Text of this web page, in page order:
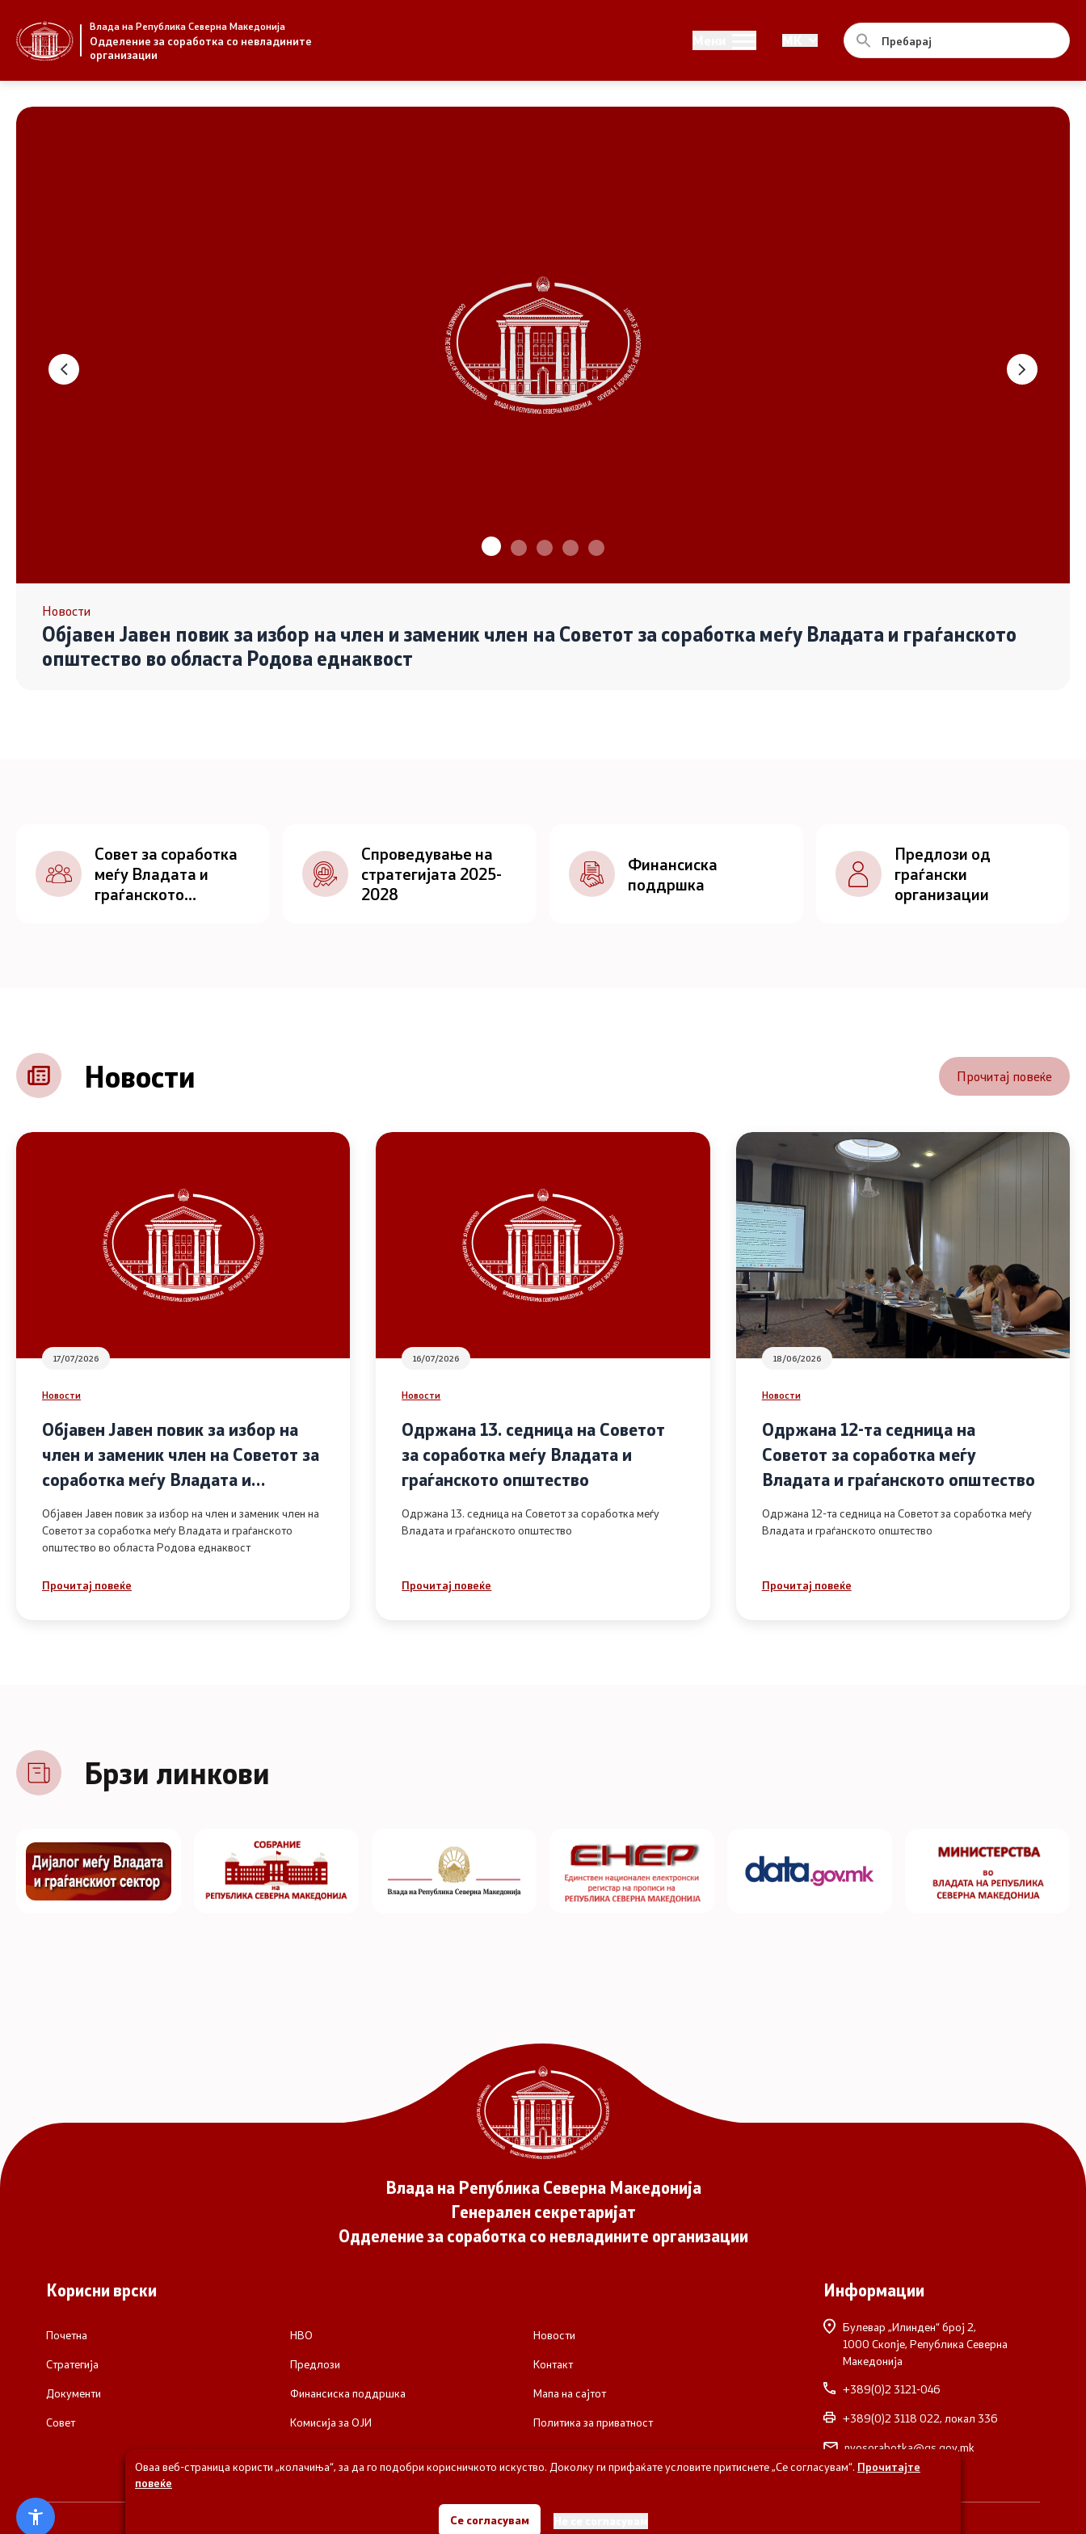
Влада на Република Северна Македонија
Одделение за соработка со невладините
организации
За нас Совет
Регистар
Дијалог меѓу Владата и граѓанскиот
Финансиска поддршка
Прегледи
Програми
Линкови
Изјава за пристапност
Новости
Објавен Јавен повик за избор на член и заменик член на Советот за соработка меѓу Владата и граѓанското
општество во областа Родова еднаквост
Совет за соработка
меѓу Владата и
граѓанското
Спроведување на
стратегијата 2025-
2028
Финансиска
поддршка
Предлози од
граѓански
организации
Новости Прочитај повеќе
17/07/2026
Новости
Објавен Јавен повик за избор на
член и заменик член на Советот за
соработка меѓу Владата и
граѓанското општество во областа
Родова еднаквост
Објавен Јавен повик за избор на член и заменик член на
Советот за соработка меѓу Владата и граѓанското
општество во областа Родова еднаквост
Прочитај повеќе
16/07/2026
Новости
Одржана 13. седница на Советот
за соработка меѓу Владата и
граѓанското општество
Одржана 13. седница на Советот за соработка меѓу
Владата и граѓанското општество
Прочитај повеќе
18/06/2026
Новости
Одржана 12-та седница на
Советот за соработка меѓу
Владата и граѓанското општество
Одржана 12-та седница на Советот за соработка меѓу
Владата и граѓанското општество
Прочитај повеќе
Брзи линкови
Влада на Република Северна Македонија
Генерален секретаријат
Одделение за соработка со невладините организации
Корисни врски
Почетна
Стратегија
Документи
Совет
НВО
Предлози
Финансиска поддршка
Комисија за ОЈИ
Новости
Контакт
Мапа на сајтот
Политика за приватност
Информации
Булевар „Илинден“ број 2,
1000 Скопје, Република Северна
Македонија
+389(0)2 3121-046
+389(0)2 3118 022, локал 336
nvosorabotka@gs.gov.mk
© 2026 Одделение за соработка со невладините организации - Влада на Република Северна Македонија
Оваа веб-страница користи „колачиња“, за да го подобри корисничкото искуство. Доколку ги прифаќате условите притиснете „Се согласувам“. Прочитајте
повеќе
Се согласувам